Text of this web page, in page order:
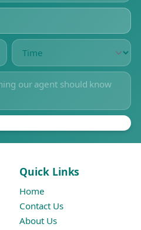
Quick Links
Home
Contact Us
About Us